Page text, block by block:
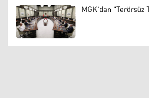
MGK'dan "Terörsüz